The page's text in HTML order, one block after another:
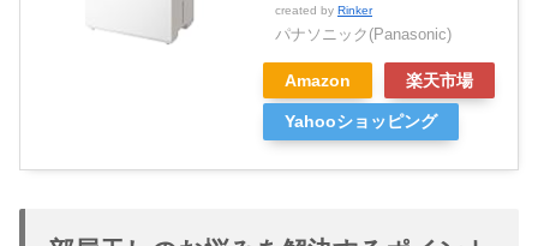
created by Rinker
パナソニック(Panasonic)
Amazon 楽天市場
Yahooショッピング